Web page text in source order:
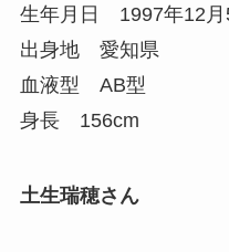
生年月日 1997年12月
出身地 愛知県
血液型 AB型
身長 156cm
土生瑞穂さん